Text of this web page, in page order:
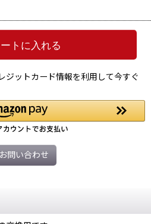
トに入れる
ジットカード情報を利用して今すぐ
お問い合わせ